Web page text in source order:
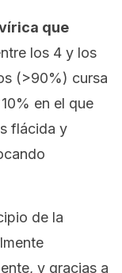
que
los 4 y los
(>90%) cursa
en el que
flácida y
de la
y gracias a